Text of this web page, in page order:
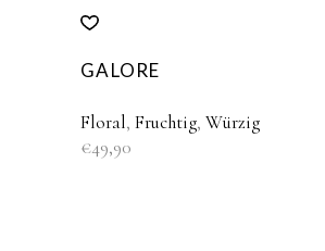
GALORE
Floral, Fruchtig, Würzig
€49,90